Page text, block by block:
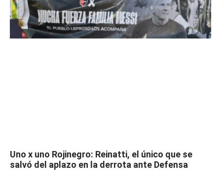
Uno x uno Rojinegro: Reinatti, el único que se
salvó del aplazo en la derrota ante Defensa